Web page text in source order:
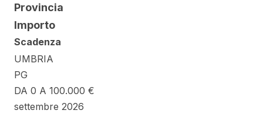
Provincia
Importo
Scadenza
UMBRIA
PG
DA 0 A 100.000 €
settembre 2026